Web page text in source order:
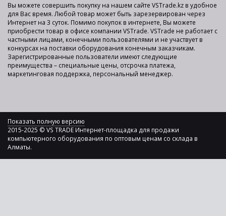
Вы можете совершить покупку на нашем сайте VSTrade.kz в удобное
для Вас время. Любой товар может быть зарезервирован через
Интернет на 3 суток. Помимо покупок в интернете, Вы можете
приобрести товар в офисе компании VSTrade. VSTrade не работает с
частными лицами, конечными пользователями и не участвует в
конкурсах на поставки оборудования конечным заказчикам.
Зарегистрированные пользователи имеют следующие
преимущества – специальные цены, отсрочка платежа,
маркетинговая поддержка, персональный менеджер.
Показать полную версию
2015-2025 © VS TRADE Интернет-площадка для продажи
компьютерного оборудования по оптовым ценам со склада в
Алматы.